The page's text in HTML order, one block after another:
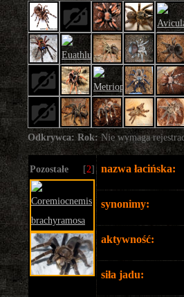
Odkrywca: Rok:Nie wymaga
Pozostałe [2] nazwa łacińska:
synonimy:
aktywność:
siła jadu: